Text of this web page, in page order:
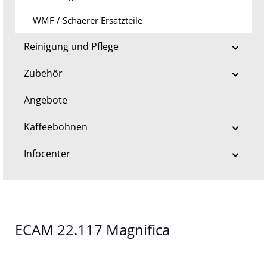
WMF / Schaerer Ersatzteile
Reinigung und Pflege
Zubehör
Angebote
Kaffeebohnen
Infocenter
ECAM 22.117 Magnifica